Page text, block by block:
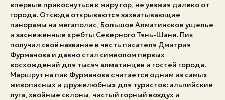
впервые прикоснуться к миру гор, не уезжая далеко от
города. Отсюда открываются захватывающие
панорамы на мегаполис, Большое Алматинское ущелье
и заснеженные хребты Северного Тянь-Шаня. Пик
получил своё название в честь писателя Дмитрия
Фурманова и давно стал символом первых
восхождений для тысяч алматинцев и гостей города.
Маршрут на пик Фурманова считается одним из самых
живописных и дружелюбных для туристов: альпийские
луга, хвойные склоны, чистый горный воздух и
Экстренные номера